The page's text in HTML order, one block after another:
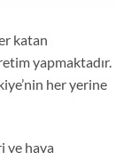
katan
yapmaktadır.
her yerine
ve hava